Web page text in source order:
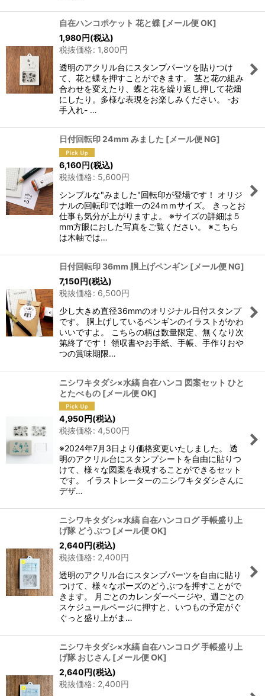
自在ハンコポケット 花と蝶 [メール便 OK]
1,980円(税込)
税抜価格: 1,800円
透明のアクリル台にスタンプパーツを貼りつけ
て、花と蝶を押すことができます。 茎と花の組み
合わせを変えたり、蝶と花を繰り返し押して花畑
にしたり。多様な表現をお楽しみください。 -お
手入れ- …
日付回転印 24mm みました [メール便 NG]
6,160円(税込)
税抜価格: 5,600円
シンプルな"みました"回転印が登場です！ オリジ
ナルの回転印では唯一の24ｍｍサイズ。 きっとお
仕事も気分が上がりますよ。 ※サイズの詳細は５
mm方眼におした写真をご覧ください。 ※こちら
は木軸では…
日付回転印 36mm 胴上げペンギン [メール便 NG]
7,150円(税込)
税抜価格: 6,500円
少し大きめ直径36mmのオリジナル日付スタンプ
です。 胴上げしているペンギンのイラストがかわ
いいですよ。 こちらの柄は数量限定、無くなり次
第終了です！ 領収書やお手紙、手帳、手作りおや
つの賞味期限…
ニシワキタダシ×水縞 自在ハンコ 図案セット ひと
とたべもの [メール便 OK]
4,950円(税込)
税抜価格: 4,500円
※2024年7月3日より価格変更いたしました。 透
明のアクリル台にスタンプシートを自由に貼りつ
けて、様々な図案を表現することができるセット
です。 イラストレーターのニシワキタダシさんに
デザ…
ニシワキタダシ×水縞 自在ハンコログ 手帳盛り上
げ隊 どうぶつ [メール便 OK]
2,640円(税込)
税抜価格: 2,400円
透明のアクリル台にスタンプパーツを自由に貼り
つけて、様々なポーズのどうぶつを押すことがで
きます。 月ごとのカレンダーページや、週ごとの
スケジュールページに押すと、いつもの予定がぐ
ぐっと盛り上がま…
ニシワキタダシ×水縞 自在ハンコログ 手帳盛り上
げ隊 おじさん [メール便 OK]
2,640円(税込)
税抜価格: 2,400円